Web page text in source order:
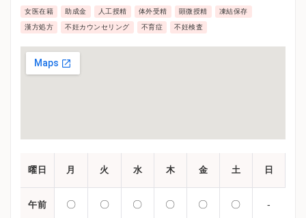
女医在籍 助成金 人工授精 体外受精 顕微授精 凍結保存
漢方処方 不妊カウンセリング 不育症 不妊検査
曜日 月 火 水 木 金 土 日
午前 〇 〇 〇 〇 〇 〇 -